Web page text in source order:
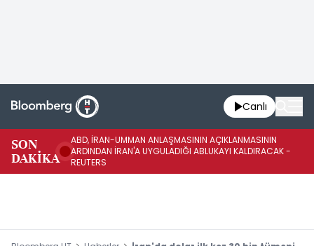
Canlı
SON
DAKİKA
ABD, İRAN-UMMAN ANLAŞMASININ AÇIKLANMASININ
ARDINDAN İRAN'A UYGULADIĞI ABLUKAYI KALDIRACAK -
REUTERS